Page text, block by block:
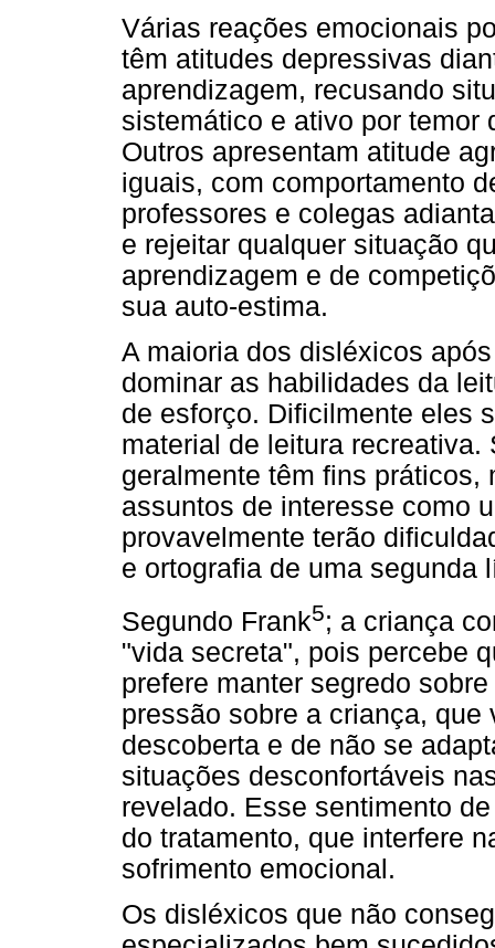
Várias reações emocionais
têm atitudes depressivas
aprendizagem, recusando
sistemático e ativo por temor
Outros apresentam atitude
iguais, com comportamento
professores e colegas
e rejeitar qualquer situação
aprendizagem e de
sua auto-estima.
A maioria dos disléxicos
dominar as habilidades da
de esforço. Dificilmente eles
material de leitura
geralmente têm fins práticos,
assuntos de interesse como
provavelmente terão
e ortografia de uma segunda
Segundo Frank5; a criança
"vida secreta", pois percebe
prefere manter segredo
pressão sobre a criança,
descoberta e de não se
situações desconfortáveis
revelado. Esse sentimento
do tratamento, que interfere
sofrimento emocional.
Os disléxicos que não